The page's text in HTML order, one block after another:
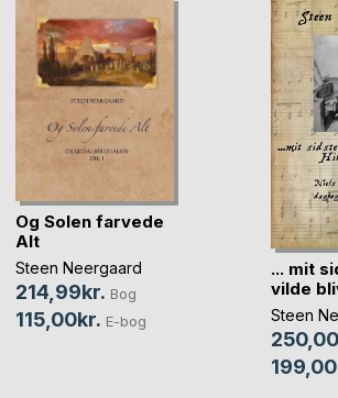
Og Solen farvede
Alt
Steen Neergaard
214,99kr. Bog
115,00kr. E-bog
... mit
vilde
Steen